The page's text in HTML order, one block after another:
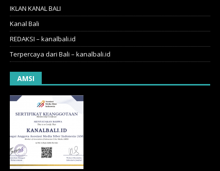
IKLAN KANAL BALI
Kanal Bali
REDAKSI – kanalbali.id
Terpercaya dari Bali – kanalbali.id
AMSI